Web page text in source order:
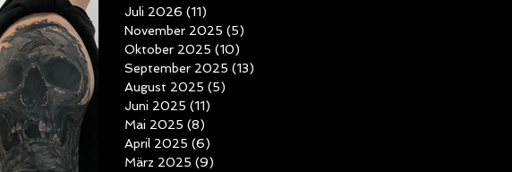
Juli 2026 (11)
November 2025 (5)
Oktober 2025 (10)
September 2025 (13)
August 2025 (5)
Juni 2025 (11)
Mai 2025 (8)
April 2025 (6)
März 2025 (9)